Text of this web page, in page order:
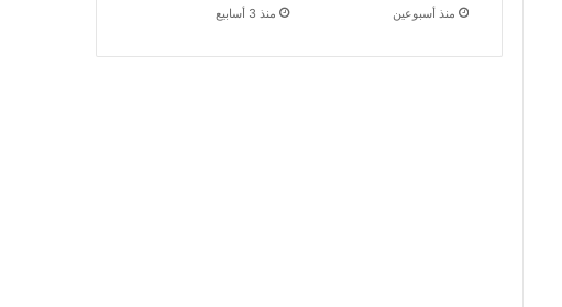
منذ أسبوعين منذ 3 أسابيع